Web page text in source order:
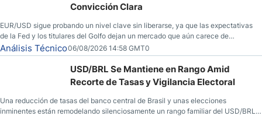
Convicción Clara
EUR/USD sigue probando un nivel clave sin liberarse, ya que las expectativas
de la Fed y los titulares del Golfo dejan un mercado que aún carece de
convicción real.
Análisis Técnico06/08/2026 14:58 GMT0
USD/BRL Se Mantiene en Rango Amid
Recorte de Tasas y Vigilancia Electoral
Una reducción de tasas del banco central de Brasil y unas elecciones
inminentes están remodelando silenciosamente un rango familiar del USD/BRL.